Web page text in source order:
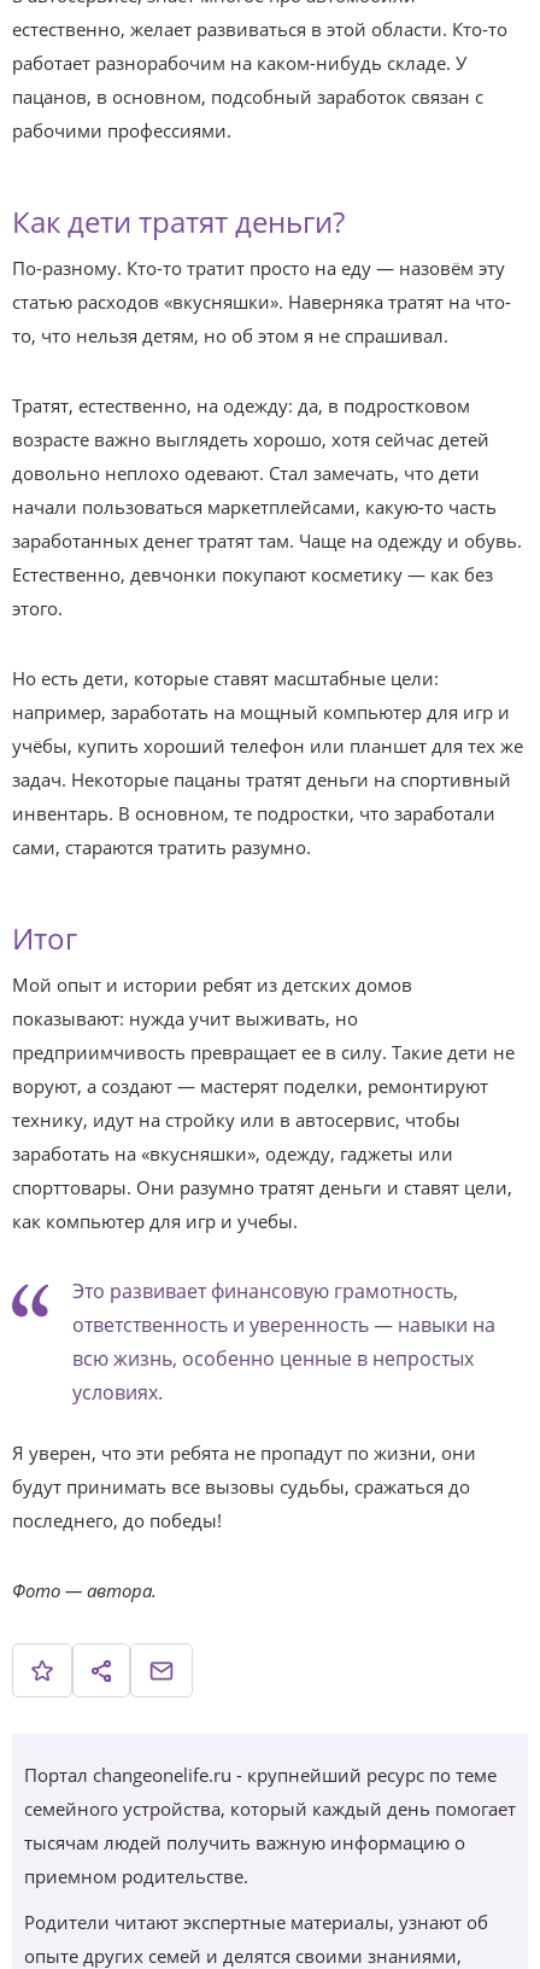
естественно, желает развиваться в этой области. Кто-то
работает разнорабочим на каком-нибудь складе. У
пацанов, в основном, подсобный заработок связан с
рабочими профессиями.
Как дети тратят деньги?
По-разному. Кто-то тратит просто на еду — назовём эту
статью расходов «вкусняшки». Наверняка тратят на что-
то, что нельзя детям, но об этом я не спрашивал.
Тратят, естественно, на одежду: да, в подростковом
возрасте важно выглядеть хорошо, хотя сейчас детей
довольно неплохо одевают. Стал замечать, что дети
начали пользоваться маркетплейсами, какую-то часть
заработанных денег тратят там. Чаще на одежду и обувь.
Естественно, девчонки покупают косметику — как без
этого.
Но есть дети, которые ставят масштабные цели:
например, заработать на мощный компьютер для игр и
учёбы, купить хороший телефон или планшет для тех же
задач. Некоторые пацаны тратят деньги на спортивный
инвентарь. В основном, те подростки, что заработали
сами, стараются тратить разумно.
Итог
Мой опыт и истории ребят из детских домов
показывают: нужда учит выживать, но
предприимчивость превращает ее в силу. Такие дети не
воруют, а создают — мастерят поделки, ремонтируют
технику, идут на стройку или в автосервис, чтобы
заработать на «вкусняшки», одежду, гаджеты или
спорттовары. Они разумно тратят деньги и ставят цели,
как компьютер для игр и учебы.
Это развивает финансовую грамотность,
ответственность и уверенность — навыки на
всю жизнь, особенно ценные в непростых
условиях.
Я уверен, что эти ребята не пропадут по жизни, они
будут принимать все вызовы судьбы, сражаться до
последнего, до победы!
Фото — автора.
Портал changeonelife.ru - крупнейший ресурс по теме
семейного устройства, который каждый день помогает
тысячам людей получить важную информацию о
приемном родительстве.
Родители читают экспертные материалы, узнают об
опыте других семей и делятся своими знаниями,